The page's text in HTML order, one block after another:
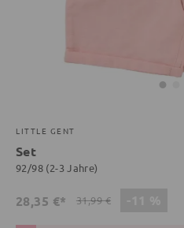
LITTLE GENT
Set
92/98 (2-3 Jahre)
28,35 €* 31,99 €